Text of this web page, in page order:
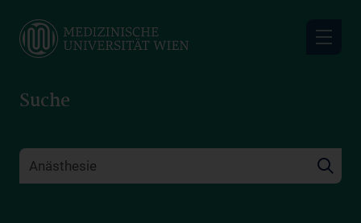
main
Suche